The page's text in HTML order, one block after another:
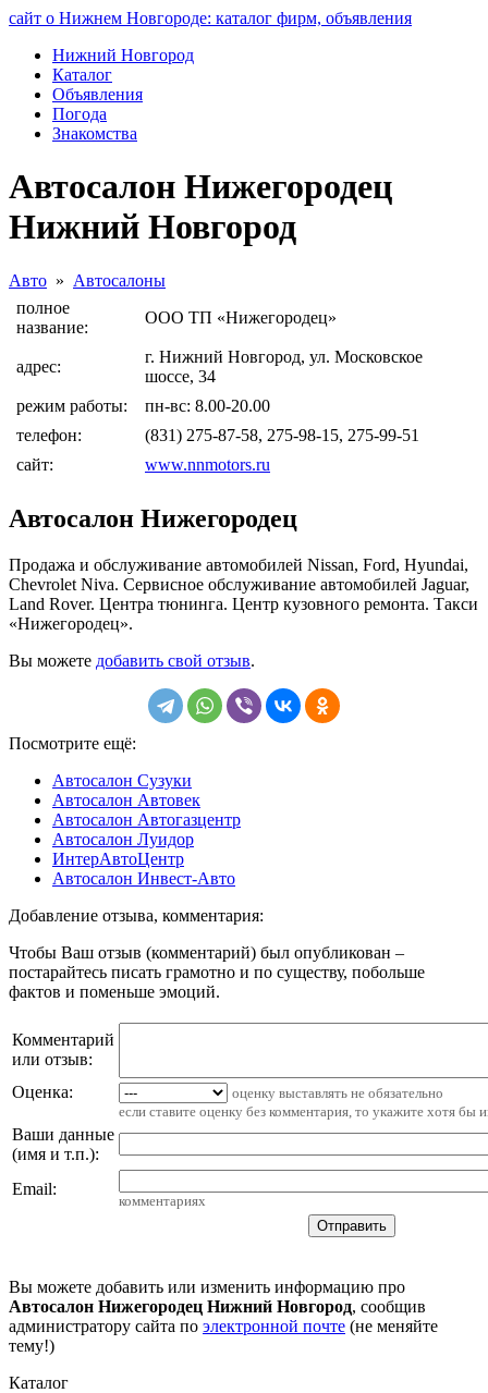
сайт о Нижнем Новгороде: каталог фирм, объявления
Нижний Новгород
Каталог
Объявления
Погода
Знакомства
Автосалон Нижегородец
Нижний Новгород
Авто » Автосалоны
полное
название:
ООО ТП «Нижегородец»
адрес:
г. Нижний Новгород, ул. Московское
шоссе, 34
режим работы:
пн-вс: 8.00-20.00
телефон:
(831) 275-87-58, 275-98-15, 275-99-51
сайт:
www.nnmotors.ru
Автосалон Нижегородец
Продажа и обслуживание автомобилей Nissan, Ford, Hyundai,
Chevrolet Niva. Сервисное обслуживание автомобилей Jaguar,
Land Rover. Центра тюнинга. Центр кузовного ремонта. Такси
«Нижегородец».
Вы можете добавить свой отзыв.
Посмотрите ещё:
Автосалон Сузуки
Автосалон Автовек
Автосалон Автогазцентр
Автосалон Луидор
ИнтерАвтоЦентр
Автосалон Инвест-Авто
Добавление отзыва, комментария:
Чтобы Ваш отзыв (комментарий) был опубликован –
постарайтесь писать грамотно и по существу, побольше
фактов и поменьше эмоций.
Комментарий
или отзыв:
Оценка:
оценку выставлять не обязательно
если ставите оценку без комментария, то укажите хотя бы
Ваши данные
(имя и т.п.):
Email:
комментариях
Вы можете добавить или изменить информацию про
Автосалон Нижегородец Нижний Новгород, сообщив
администратору сайта по электронной почте (не меняйте
тему!)
Каталог